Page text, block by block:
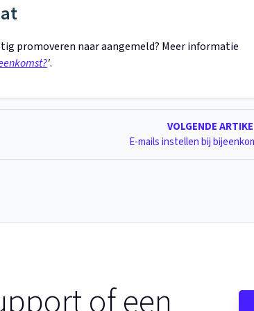
promoveren naar aangemeld? Meer informatie
'.
VOLGENDE
E-mails instellen bij